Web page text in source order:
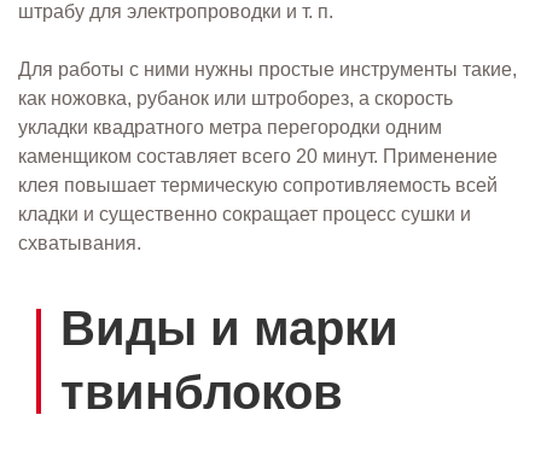
штрабу для электропроводки и т. п.
Для работы с ними нужны простые инструменты такие,
как ножовка, рубанок или штроборез, а скорость
укладки квадратного метра перегородки одним
каменщиком составляет всего 20 минут. Применение
клея повышает термическую сопротивляемость всей
кладки и существенно сокращает процесс сушки и
схватывания.
Виды и марки
твинблоков